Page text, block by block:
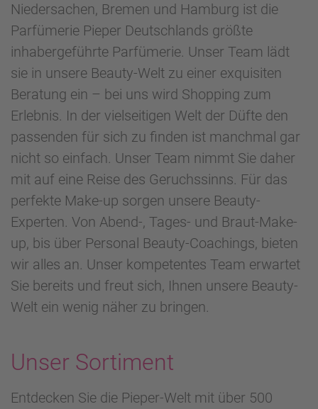
Niedersachen, Bremen und Hamburg ist die
Parfümerie Pieper Deutschlands größte
inhabergeführte Parfümerie. Unser Team lädt
sie in unsere Beauty-Welt zu einer exquisiten
Beratung ein – bei uns wird Shopping zum
Erlebnis. In der vielseitigen Welt der Düfte den
passenden für sich zu finden ist manchmal gar
nicht so einfach. Unser Team nimmt Sie daher
mit auf eine Reise des Geruchssinns. Für das
perfekte Make-up sorgen unsere Beauty-
Experten. Von Abend-, Tages- und Braut-Make-
up, bis über Personal Beauty-Coachings, bieten
wir alles an. Unser kompetentes Team erwartet
Sie bereits und freut sich, Ihnen unsere Beauty-
Welt ein wenig näher zu bringen.
Unser Sortiment
Entdecken Sie die Pieper-Welt mit über 500